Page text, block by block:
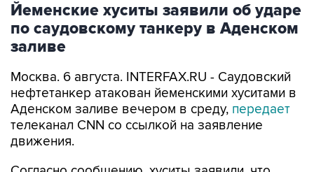
Йеменские хуситы заявили об ударе
по саудовскому танкеру в Аденском
заливе
Москва. 6 августа. INTERFAX.RU - Саудовский
нефтетанкер атакован йеменскими хуситами в
Аденском заливе вечером в среду, передает
телеканал CNN со ссылкой на заявление
движения.